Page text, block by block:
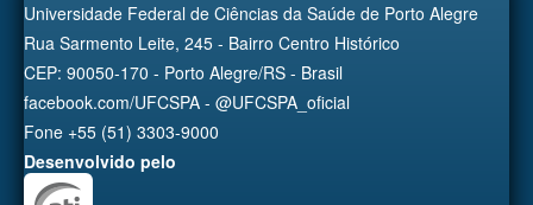
Universidade Federal de Ciências da Saúde de Porto Alegre
Rua Sarmento Leite, 245 - Bairro Centro Histórico
CEP: 90050-170 - Porto Alegre/RS - Brasil
facebook.com/UFCSPA - @UFCSPA_oficial
Fone +55 (51) 3303-9000
Desenvolvido pelo